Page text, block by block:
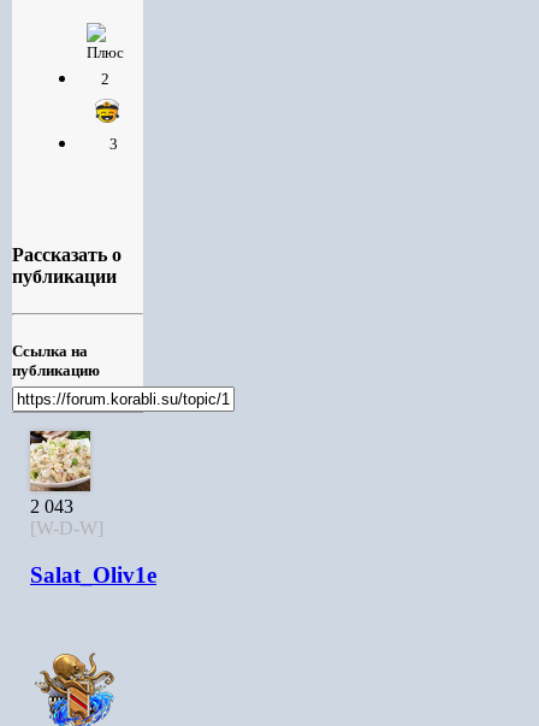
2
3
Рассказать о
публикации
Ссылка на
публикацию
2 043
[W-D-W]
Salat_Oliv1e